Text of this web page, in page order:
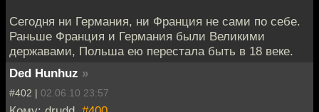
Сегодня ни Германия, ни Франция не сами по себе.
Раньше Франция и Германия были Великими
державами, Польша ею перестала быть в 18 веке.
Ded Hunhuz »
#402 | 02.06.10 23:57